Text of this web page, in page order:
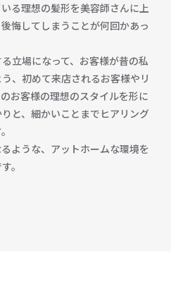
る理想の髪形を美容師さんに上
悔してしまうことが何回かあっ
立場になって、お客様が昔の私
、初めて来店されるお客様やリ
お客様の理想のスタイルを形に
と、細かいことまでヒアリング
ような、アットホームな環境を
。